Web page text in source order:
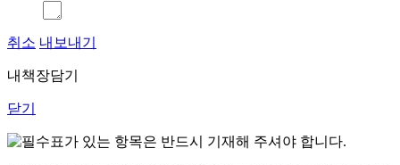
취소 내보내기
내책장담기
닫기
표가 있는 항목은 반드시 기재해 주셔야 합니다.